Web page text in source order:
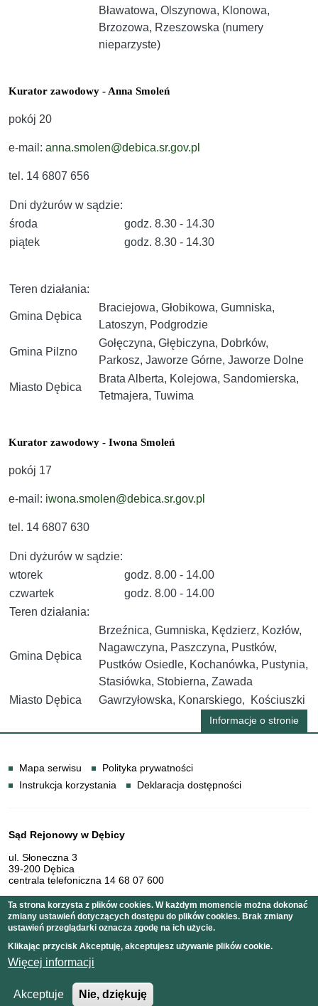
Bławatowa, Olszynowa, Klonowa,
Brzozowa, Rzeszowska (numery
nieparzyste)
Kurator zawodowy - Anna Smoleń
pokój 20
e-mail: anna.smolen@debica.sr.gov.pl
tel. 14 6807 656
Dni dyżurów w sądzie:
środa
godz. 8.30 - 14.30
piątek
godz. 8.30 - 14.30
Teren działania:
Gmina Dębica
Braciejowa, Głobikowa, Gumniska,
Latoszyn, Podgrodzie
Gmina Pilzno
Gołęczyna, Głębiczyna, Dobrków,
Parkosz, Jaworze Górne, Jaworze Dolne
Miasto Dębica
Brata Alberta, Kolejowa, Sandomierska,
Tetmajera, Tuwima
Kurator zawodowy - Iwona Smoleń
pokój 17
e-mail: iwona.smolen@debica.sr.gov.pl
tel. 14 6807 630
Dni dyżurów w sądzie:
wtorek
godz. 8.00 - 14.00
czwartek
godz. 8.00 - 14.00
Teren działania:
Gmina Dębica
Brzeźnica, Gumniska, Kędzierz, Kozłów,
Nagawczyna, Paszczyna, Pustków,
Pustków Osiedle, Kochanówka, Pustynia,
Stasiówka, Stobierna, Zawada
Miasto Dębica
Gawrzyłowska, Konarskiego, Kościuszki
Informacje o stronie
Mapa serwisu
Polityka prywatności
Instrukcja korzystania
Deklaracja dostępności
Dane teleadresowe
Sąd Rejonowy w Dębicy
ul. Słoneczna 3
39-200 Dębica
centrala telefoniczna 14 68 07 600
Serwis pełni funkcję strony Biuletynu Informacji Publicznej
Copyright © 2011 Sąd Rejonowy w Dębicy
Ta strona korzysta z plików cookies. W każdym momencie można dokonać
zmiany ustawień dotyczących dostępu do plików cookies. Brak zmiany
ustawień przeglądarki oznacza zgodę na ich użycie.
Klikając przycisk Akceptuję, akceptujesz używanie plików cookie.
Więcej informacji
Akceptuje Nie, dziękuję